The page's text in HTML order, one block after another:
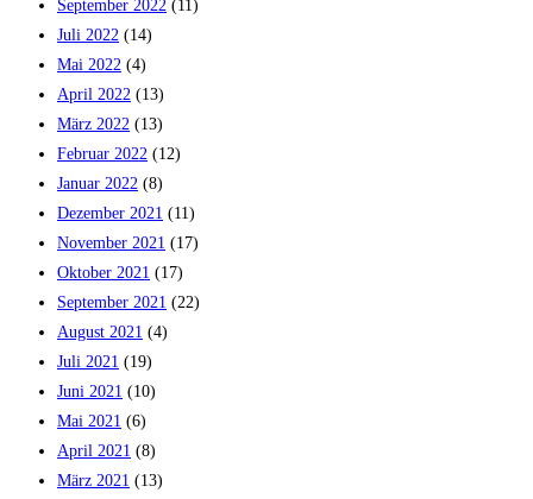
September 2022 (11)
Juli 2022 (14)
Mai 2022 (4)
April 2022 (13)
März 2022 (13)
Februar 2022 (12)
Januar 2022 (8)
Dezember 2021 (11)
November 2021 (17)
Oktober 2021 (17)
September 2021 (22)
August 2021 (4)
Juli 2021 (19)
Juni 2021 (10)
Mai 2021 (6)
April 2021 (8)
März 2021 (13)